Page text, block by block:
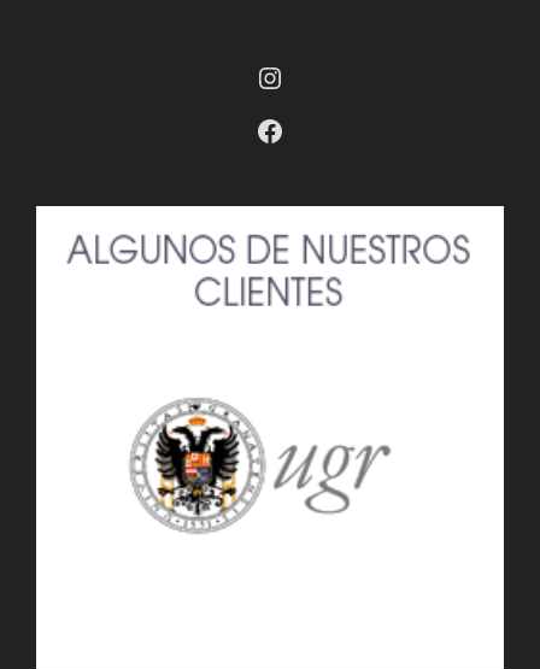
Instagram
Facebook